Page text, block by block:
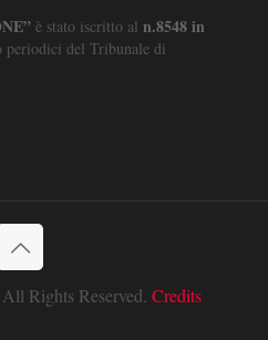
è stato iscritto al n.8548 in
periodici del Tribunale di
Rights Reserved. Credits